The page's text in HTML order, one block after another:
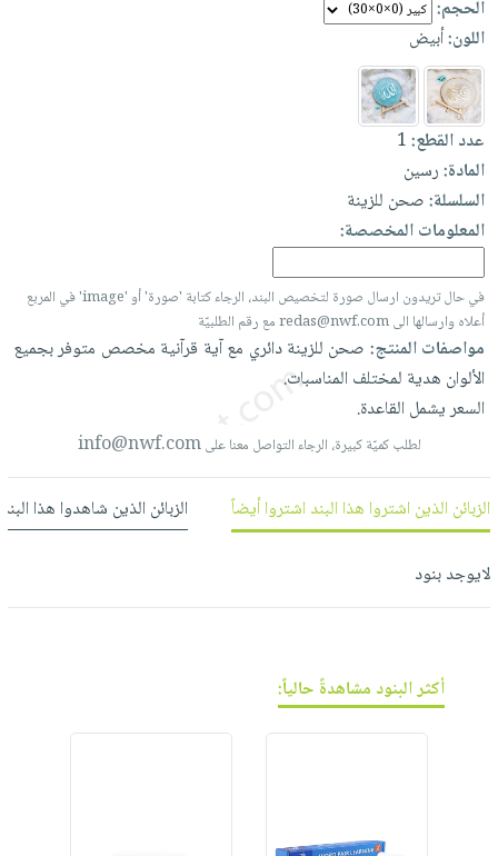
العناية
بالأسنان
الحمية
والتغذية
أدوات
المائدة
الأوعية
والتخزين
أدوات
المطبخ
الأكثر
مبيعاً
العودة
للمدارس
اكسسوارات
كتب
اكسسوارات
منزلية
اكسسوارات
ملابس
مطرزات
حقائب
حلي
عناية
بالذات
صابون
مناسبات
شحن
مجاني
بنود
مختارة
اشتراكات
كل
الاشتراكات
صندوق
iKitab
بلا
حدود
بحث
متقدم
نيل
وفرات
عن
الشركة
سياسة
فيديوهات
أسئلة
طرحها
وفرات
حسابك
عربة
الحجم:
اللون:أبيض
عدد القطع:1
المادة:رسين
السلسلة:صحن للزينة
المعلومات المخصصة:
في حال تريدون ارسال صورة لتخصيص البند، الرجاء كتابة 'صورة' أو 'image' في المربع
أعلاه وارسالها الى redas@nwf.com مع رقم الطلبيّة
مواصفات المنتج: صحن للزينةدائري معآية قرآنية مخصص متوفربجميع
الألوان هدية لمختلف المناسبات.
السعريشمل القاعدة.
لطلب كميّة كبيرة، الرجاء التواصل معنا علىinfo@nwf.com
الزبائن الذين اشتروا هذا البند اشتروا أيضاً الزبائن الذين شاهدوا هذا
لايوجد بنود
أكثر البنود مشاهدةً حالياً: